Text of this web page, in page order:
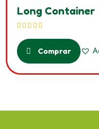
Long Container
de 5
Comprar